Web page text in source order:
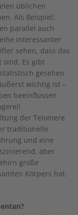
üblichen
Als Beispiel:
parallel auch
interessanter
sehen, dass das
sind. Es gibt
gesehen
wichtig ist –
beeinflussen
der Telomere
traditionelle
und eine
aber
große
Körpers hat.